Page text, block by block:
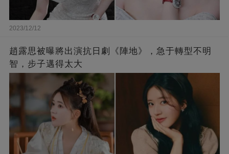
2023/12/12
趙露思被曝將出演抗日劇《陣地》，急于轉型不明
智，步子邁得太大